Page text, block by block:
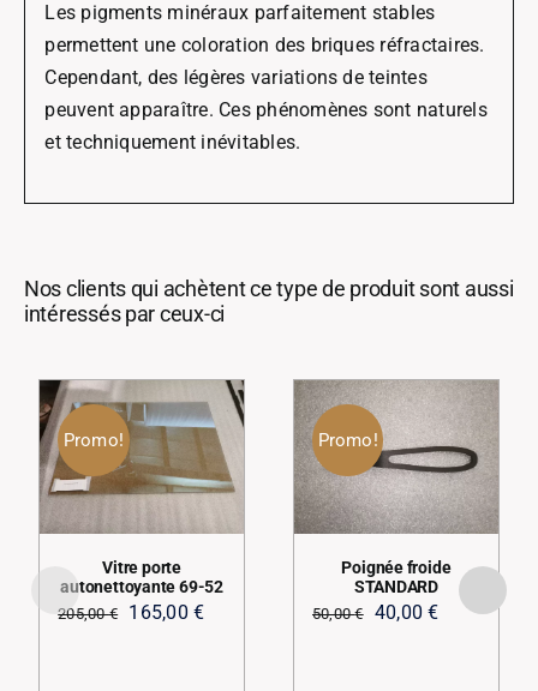
Les pigments minéraux parfaitement stables
permettent une coloration des briques réfractaires.
Cependant, des légères variations de teintes
peuvent apparaître. Ces phénomènes sont naturels
et techniquement inévitables.
Nos clients qui achètent ce type de produit sont aussi
intéressés par ceux-ci
Promo!
Vitre porte
autonettoyante 69-52
205,00€
Le
165,00€Le
Promo!
Poignée froide
STANDARD
50,00€
Le
40,00€Le